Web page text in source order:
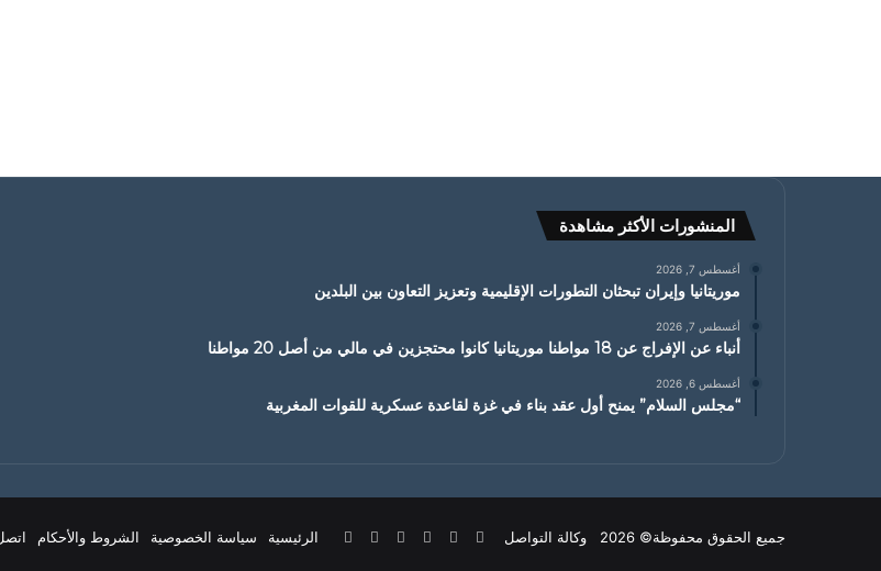
المنشورات الأكثر مشاهدة
أغسطس 7, 2026
موريتانيا وإيران تبحثان التطورات الإقليمية وتعزيز التعاون بين البلدين
أغسطس 7, 2026
أنباء عن الإفراج عن 18 مواطنا موريتانيا كانوا محتجزين في مالي من أصل 20 مواطنا
أغسطس 6, 2026
“مجلس السلام” يمنح أول عقد بناء في غزة لقاعدة عسكرية للقوات المغربية
جميع الحقوق محفوظة© 2026 وكالة التواصل الرئيسية سياسة الخصوصية الشروط والأحكام فيسبوك يوتيوبانستقرام
‫TikTokواتساب